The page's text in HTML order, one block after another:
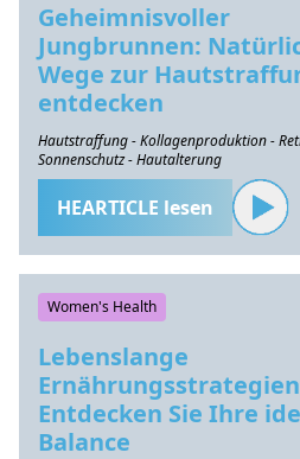
Geheimnisvoller
Jungbrunnen:
Wege zur
entdecken
Hautstraffung - Kollagenproduktion -
Sonnenschutz - Hautalterung
HEARTICLE lesen
Women's Health
Lebenslange
Entdecken Sie Ihre
Balance